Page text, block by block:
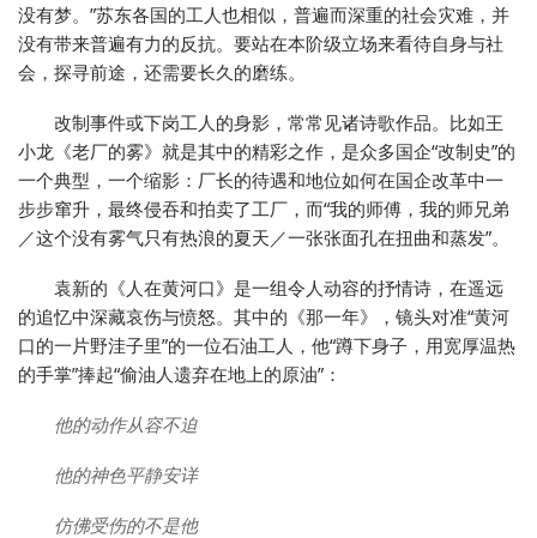
没有梦。”苏东各国的工人也相似，普遍而深重的社会灾难，并
没有带来普遍有力的反抗。要站在本阶级立场来看待自身与社
会，探寻前途，还需要长久的磨练。
改制事件或下岗工人的身影，常常见诸诗歌作品。比如王
小龙《老厂的雾》就是其中的精彩之作，是众多国企“改制史”的
一个典型，一个缩影：厂长的待遇和地位如何在国企改革中一
步步窜升，最终侵吞和拍卖了工厂，而“我的师傅，我的师兄弟
／这个没有雾气只有热浪的夏天／一张张面孔在扭曲和蒸发”。
袁新的《人在黄河口》是一组令人动容的抒情诗，在遥远
的追忆中深藏哀伤与愤怒。其中的《那一年》，镜头对准“黄河
口的一片野洼子里”的一位石油工人，他“蹲下身子，用宽厚温热
的手掌”捧起“偷油人遗弃在地上的原油”：
他的动作从容不迫
他的神色平静安详
仿佛受伤的不是他